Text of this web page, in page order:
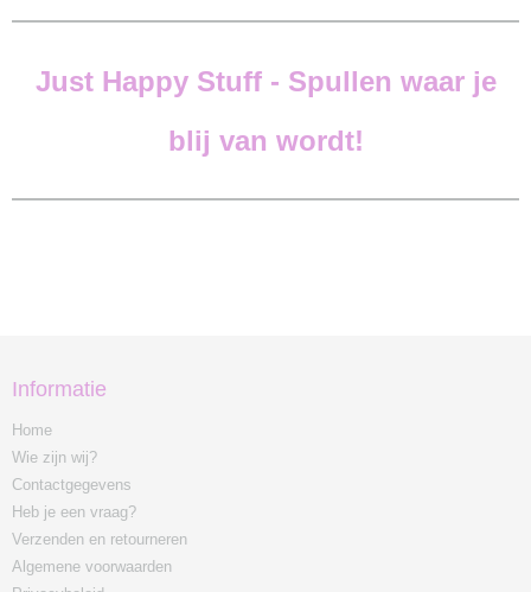
Just Happy Stuff - Spullen waar je
blij van wordt!
Informatie
Home
Wie zijn wij?
Contactgegevens
Heb je een vraag?
Verzenden en retourneren
Algemene voorwaarden